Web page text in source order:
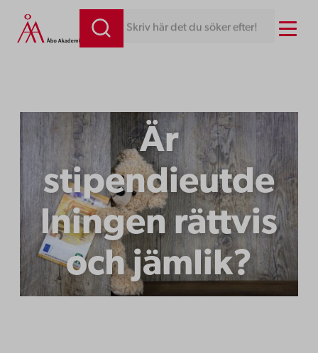
Hoppa
till
Skriv här det du söker efter! Menu
Är
stipendieutde
lningen rättvis
och jämlik?